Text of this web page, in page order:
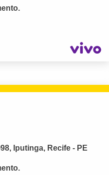
Iputinga, Recife - PE